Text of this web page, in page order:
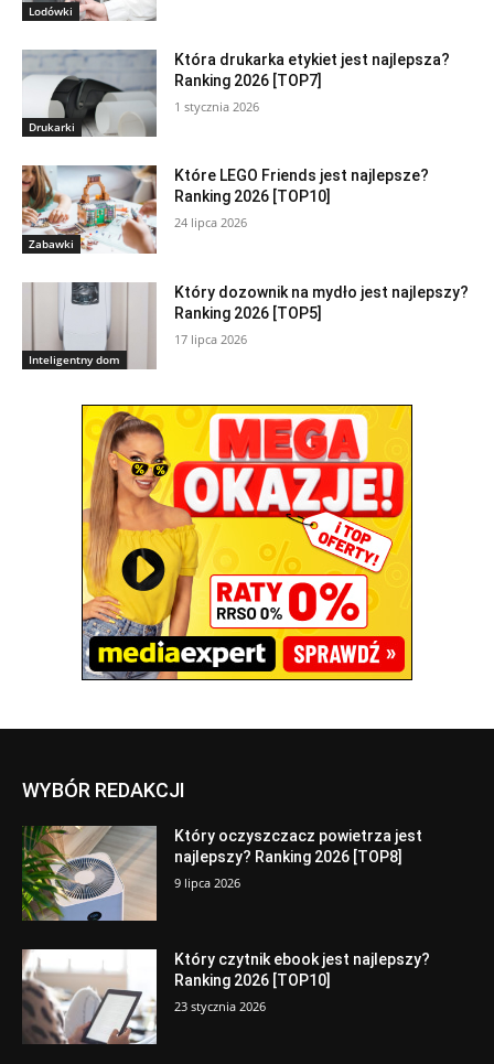
Lodówki
Drukarki
Która drukarka etykiet jest najlepsza?
Ranking 2026 [TOP7]
1 stycznia 2026
Zabawki
Które LEGO Friends jest najlepsze?
Ranking 2026 [TOP10]
24 lipca 2026
Inteligentny dom
Który dozownik na mydło jest najlepszy?
Ranking 2026 [TOP5]
17 lipca 2026
WYBÓR REDAKCJI
Który oczyszczacz powietrza jest
najlepszy? Ranking 2026 [TOP8]
9 lipca 2026
Który czytnik ebook jest najlepszy?
Ranking 2026 [TOP10]
23 stycznia 2026